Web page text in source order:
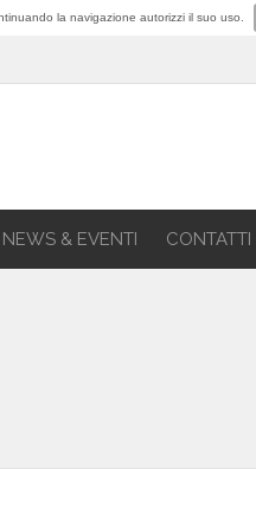
la navigazione autorizzi il suo uso.
NEWS & EVENTI CONTATTI